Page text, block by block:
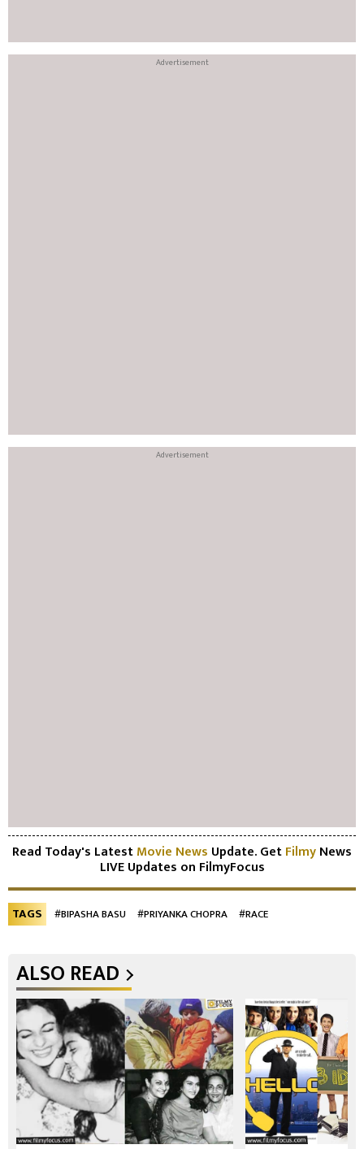
Read Today's LatestMovie News Update. GetFilmyNews
LIVE Updates on FilmyFocus
TAGS #BIPASHA BASU #PRIYANKA CHOPRA #RACE
ALSO READ